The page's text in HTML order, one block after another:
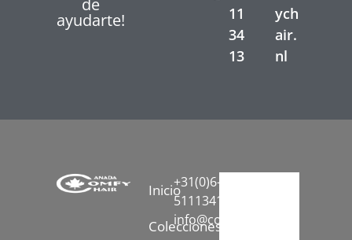
ayudarte!
11
34
13
ych
air.
nl
Inicio
Colecciones
+31(0)6-
51113413
info@comfychair.nl